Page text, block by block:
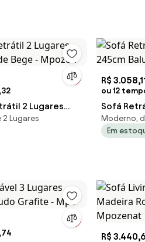
2 Lugares
Bege - Mpozen
Lugares
R$
ou 12
Sofá
245cm
Moderno,
Em
R$